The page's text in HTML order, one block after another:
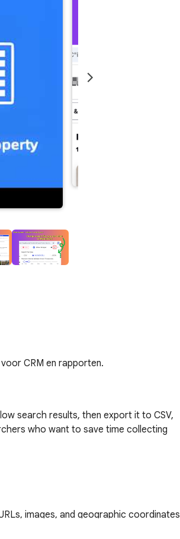
CRM en rapporten.
search results, then export it to CSV,
who want to save time collecting
images, and geographic coordinates